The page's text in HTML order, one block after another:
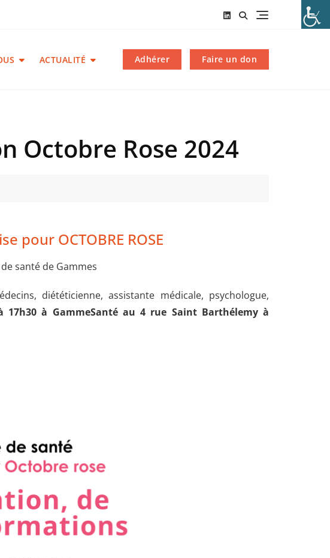
ACTUALITÉ Adhérer Faire un don
Octobre Rose 2024
pour OCTOBRE ROSE
santé de Gammes
diététicienne, assistante médicale, psychologue,
17h30 à GammeSanté au 4 rue Saint Barthélemy à